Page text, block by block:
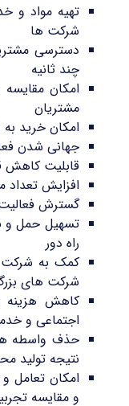
تهیه مواد و
شرکت ها
دسترسی
چند ثانیه
امکان
مشتریان
امکان خرید
جهانی شدن
قابلیت
افزایش تعداد
گسترش
تسهیل حمل و
راه دور
کمک به شرکت
شرکت های
کاهش هزینه
اجتماعی و
حذف واسطه ها
نتیجه تولید
امکان تعامل و
و مقایسه